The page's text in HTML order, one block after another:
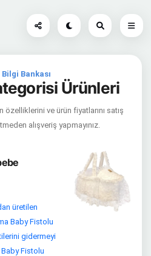
Bankası
Ürünleri
ve ürün fiyatlarını satış
alışveriş yapmayınız.
üretilen
Baby Fistolu
gidermeyi
Fistolu